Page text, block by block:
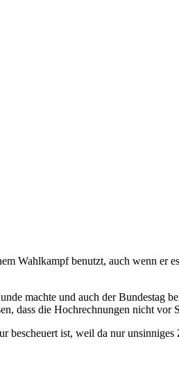
Wahlkampf benutzt, auch wenn er es
machte und auch der Bundestag
dass die Hochrechnungen nicht vor
ist, weil da nur